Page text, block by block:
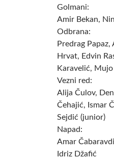
Golmani:
Amir Bekan,
Odbrana:
Predrag
Hrvat, Edvin
Karavelić,
Vezni red:
Alija Čulov,
Čehajić, Ismar
Sejdić (junior)
Napad:
Amar
Idriz Džafić